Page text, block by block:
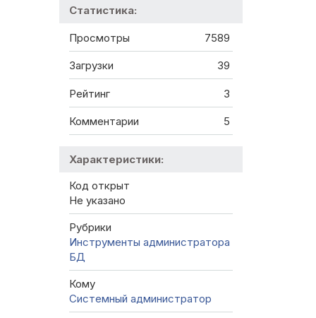
Статистика:
Просмотры 7589
Загрузки 39
Рейтинг 3
Комментарии 5
Характеристики:
Код открыт
Не указано
Рубрики
Инструменты администратора
БД
Кому
Системный администратор